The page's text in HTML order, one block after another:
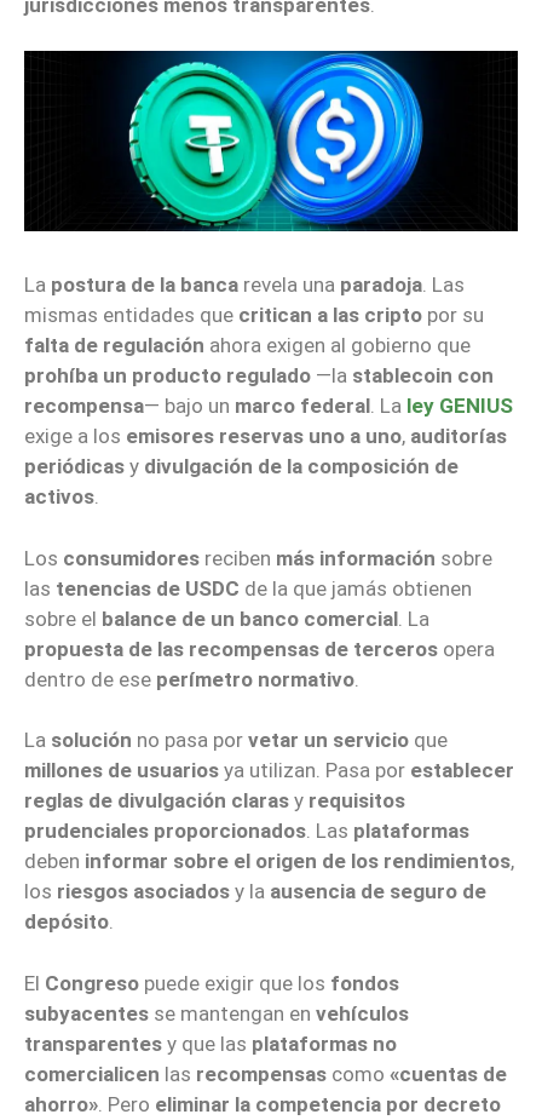
La postura de la banca revela una paradoja. Las
mismas entidades que critican a las cripto por su
falta de regulación ahora exigen al gobierno que
prohíba un producto regulado —la stablecoin con
recompensa— bajo un marco federal. La ley GENIUS
exige a los emisores reservas uno a uno, auditorías
periódicas y divulgación de la composición de
activos.
Los consumidores reciben más información sobre
las tenencias de USDC de la que jamás obtienen
sobre el balance de un banco comercial . La
propuesta de las recompensas de terceros opera
dentro de ese perímetro normativo
La solución no pasa por vetar un servicio que
millones de usuarios ya utilizan. Pasa por establecer
reglas de divulgación claras y requisitos
prudenciales proporcionados. Las plataformas
deben informar sobre el origen de los rendimientos,
los riesgos asociados y la ausencia de seguro de
depósito.
El Congreso puede exigir que los fondos
subyacentes se mantengan en vehículos
transparentes y que las plataformas no
comercialicen las recompensas como «cuentas de
ahorro» . Pero eliminar la competencia por decreto